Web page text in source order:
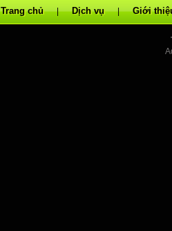
Trang chủ | Dịch vụ | Giới